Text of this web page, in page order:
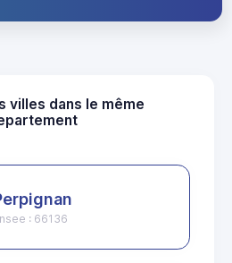
villes dans le même
: 66136